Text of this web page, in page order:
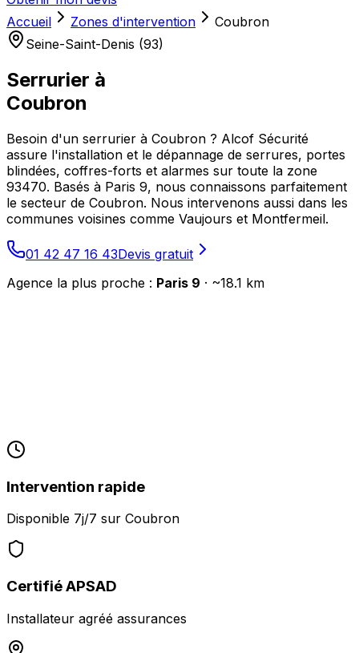
Accueil
Zones d'intervention
Coubron
Seine-Saint-Denis (93)
Serrurier à
Coubron
Besoin d'un serrurier à Coubron ? Alcof Sécurité
assure l'installation et le dépannage de serrures, portes
blindées, coffres-forts et alarmes sur toute la zone
93470. Basés à Paris 9, nous connaissons parfaitement
le secteur de Coubron. Nous intervenons aussi dans les
communes voisines comme Vaujours et Montfermeil.
01 42 47 16 43Devis gratuit
Agence la plus proche : Paris 9 · ~18.1 km
Intervention rapide
Disponible 7j/7 sur Coubron
Certifié APSAD
Installateur agréé assurances